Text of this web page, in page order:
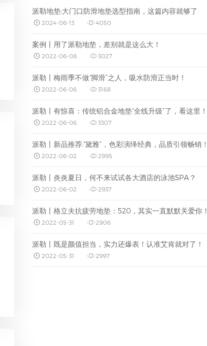
派勒地垫:大门口防滑地垫选型指南，这篇内容就够了
2024-06-13 4050
案例丨用了派勒地垫，差别就是这么大！
2022-06-08 3027
派勒丨梅雨季不做“脚滑”之人，吸水防滑正当时！
2022-06-06 3168
派勒丨有惊喜：传统铝合金地垫“全线升级”了，看这里！
2022-06-06 3307
派勒丨新品推荐:“黛雅”，色彩演绎经典，品质引领畅销！
2022-06-02 2995
派勒丨炎炎夏日，何不来试试各大酒店的泳池SPA？
2022-06-02 2937
派勒丨格立夫抗疲劳地垫：520，其实一直默默关爱你！
2022-05-31 2906
派勒丨既是颜值担当，实力还爆表！认准艾肯就对了！
2022-05-31 2997